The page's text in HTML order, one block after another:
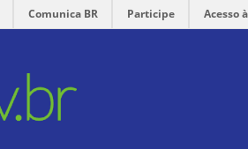
Comunica BR Participe Acesso